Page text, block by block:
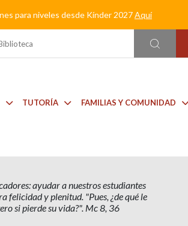
para niveles desde Kínder 2027Aquí
TUTORÍA FAMILIAS Y COMUNIDAD
ayudar a nuestros estudiantes
felicidad y plenitud. "Pues, ¿de qué le
si pierde su vida?". Mc 8, 36